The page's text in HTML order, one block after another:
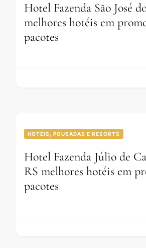
Hotel Fazenda São José
melhores hotéis em
pacotes
HOTÉIS, POUSADAS E RESORTS
Hotel Fazenda Júlio de
RS melhores hotéis em
pacotes